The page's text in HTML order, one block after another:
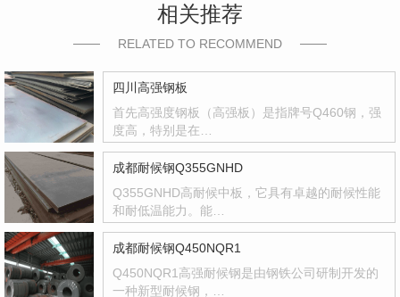
相关推荐
RELATED TO RECOMMEND
四川高强钢板
首先高强度钢板（高强板）是指牌号Q460钢，强
度高，特别是在…
成都耐候钢Q355GNHD
Q355GNHD高耐候中板，它具有卓越的耐候性能
和耐低温能力。能…
成都耐候钢Q450NQR1
Q450NQR1高强耐候钢是由钢铁公司研制开发的
一种新型耐候钢，…